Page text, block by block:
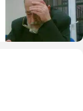
חדשות